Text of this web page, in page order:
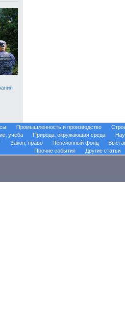
Промышленность и производство
учеба Природа, окружающая среда
Закон, право Пенсионный фонд
Прочие события
Другие статьи